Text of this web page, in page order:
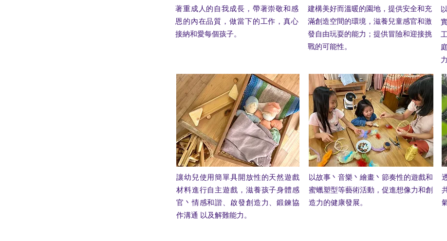
著重成人的自我成長，帶著崇敬和感
恩的內在品質，做當下的工作，真心
接納和愛每個孩子。
建構美好而溫暖的園地，提供安全和充
滿創造空間的環境，滋養兒童感官和激
發自由玩耍的能力；提供冒險和迎接挑
戰的可能性。
讓幼兒使用簡單具開放性的天然遊戲
材料進行自主遊戲，滋養孩子身體感
官丶情感和諧、啟發創造力、鍛鍊協
作溝通 以及解難能力。
以故事丶音樂丶繪畫丶節奏性的遊戲和
蜜蠟塑型等藝術活動，促進想像力和創
造力的健康發展。